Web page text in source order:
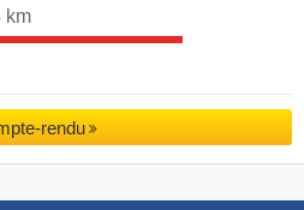
km
rendu